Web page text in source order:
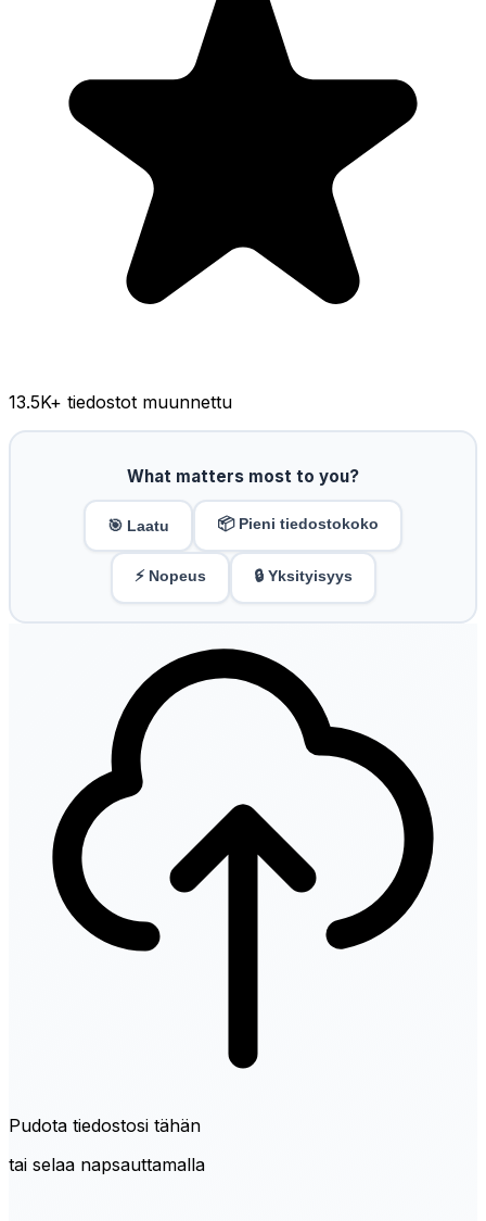
13.5K+ tiedostot muunnettu
What matters most to you?
🎯 Laatu 📦 Pieni tiedostokoko
⚡ Nopeus 🔒 Yksityisyys
Pudota tiedostosi tähän
tai selaa napsauttamalla